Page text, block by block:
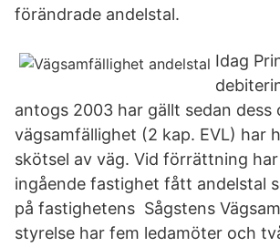
förändrade andelstal.
Idag
antogs 2003 har gällt sedan dess
vägsamfällighet (2 kap. EVL) har
skötsel av väg. Vid förrättning
ingående fastighet fått andelstal
på fastighetens Sågstens
styrelse har fem ledamöter och